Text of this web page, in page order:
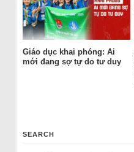
Giáo dục khai phóng: Ai
mới đang sợ tự do tư duy
SEARCH